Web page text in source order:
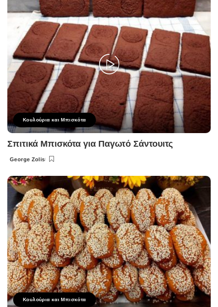
Κουλούρια και Μπισκότα
Σπιτικά Μπισκότα για Παγωτό Σάντουιτς
Posted
George Zolis
Κουλούρια και Μπισκότα